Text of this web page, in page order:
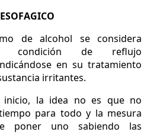
de alcohol se considera
condición de reflujo
en su tratamiento
irritantes.
inicio, la idea no es que no
para todo y la mesura
poner uno sabiendo las